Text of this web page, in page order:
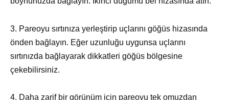
3. Pareoyu sırtınıza yerleştirip uçlarını göğüs hizasında
önden bağlayın. Eğer uzunluğu uygunsa uçlarını
sırtınızda bağlayarak dikkatleri göğüs bölgesine
çekebilirsiniz.
4. Daha zarif bir görünüm için pareoyu tek omuzdan